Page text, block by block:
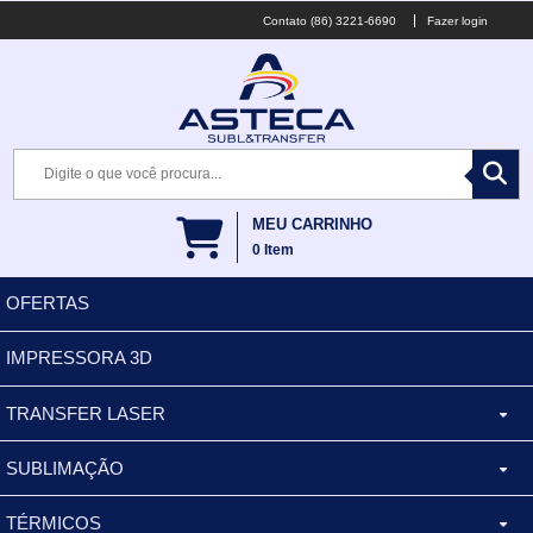
(86) 3221-6690 Fazer login
MEU CARRINHO
0 Item
OFERTAS
IMPRESSORA 3D
TRANSFER LASER
CANECA ALUMINIO
BALDES
SUBLIMAÇÃO
XÍCARA
TÉRMICOS